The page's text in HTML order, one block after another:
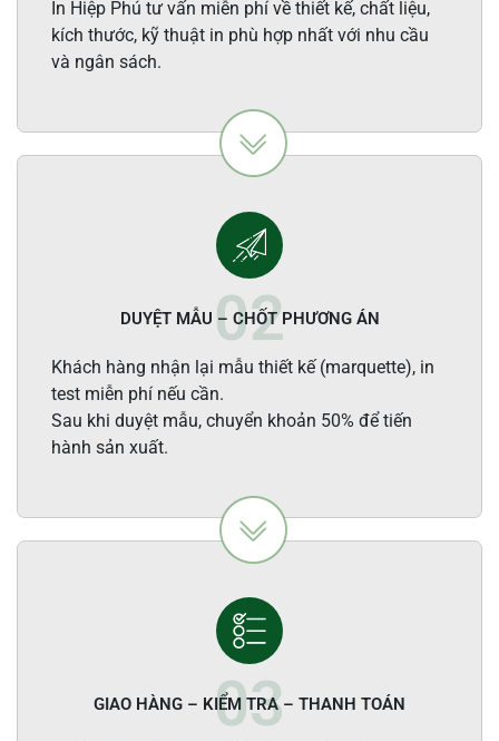
In Hiệp Phú tư vấn miễn phí về thiết kế, chất liệu,
kích thước, kỹ thuật in phù hợp nhất với nhu cầu
và ngân sách.
DUYỆT MẪU – CHỐT PHƯƠNG ÁN
Khách hàng nhận lại mẫu thiết kế (marquette), in
test miễn phí nếu cần.
Sau khi duyệt mẫu, chuyển khoản 50% để tiến
hành sản xuất.
GIAO HÀNG – KIỂM TRA – THANH TOÁN